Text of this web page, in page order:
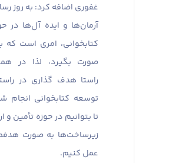
غفوری اضافه کرد: به روز
آرمان‌ها و ایده آل‌ها در
کتابخوانی، امری است که
صورت بگیرد، لذا در
راستا هدف گذاری در
توسعه کتابخوانی انجام
تا بتوانیم در حوزه تأمین و
زیرساخت‌ها به صورت
عمل کنیم.